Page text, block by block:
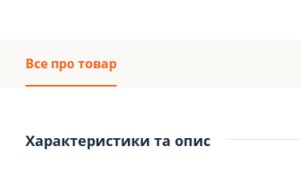
Все про товар
Характеристики та опис